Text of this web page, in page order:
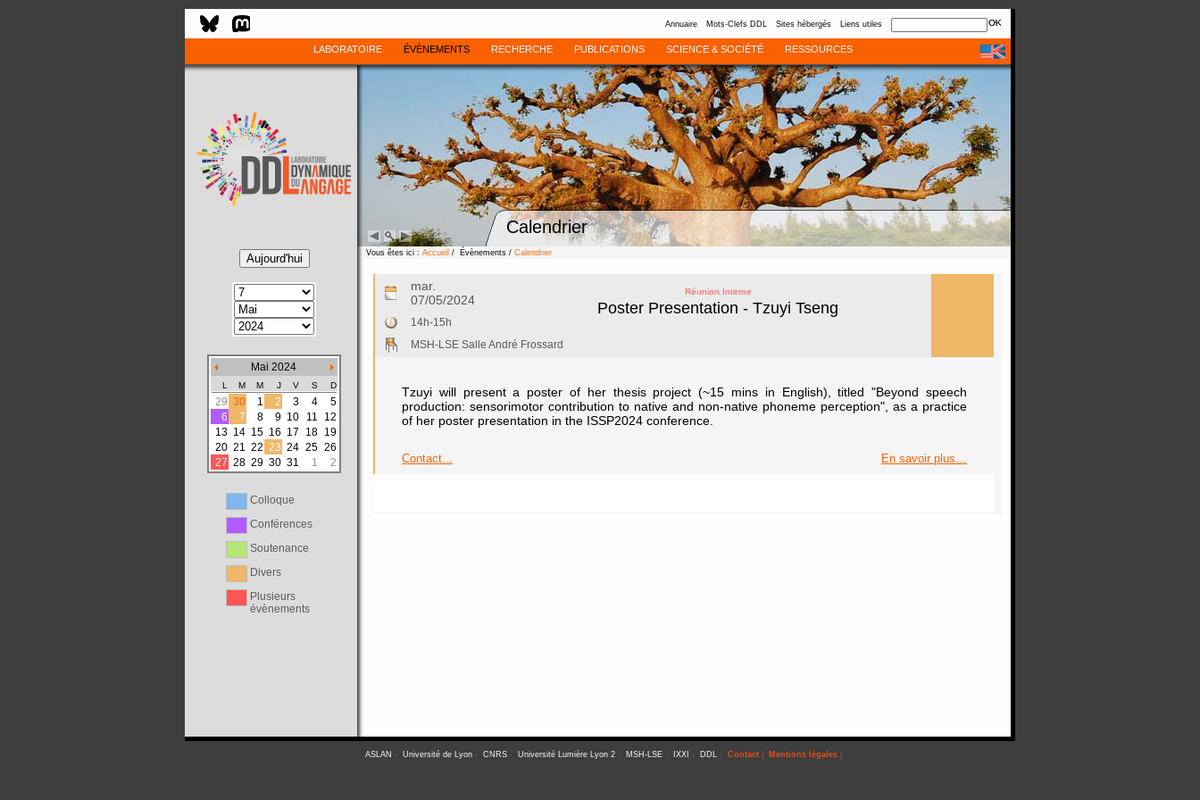
Annuaire Mots-Clefs DDL Sites hébergés Liens utiles
LABORATOIRE ÉVÈNEMENTS RECHERCHE PUBLICATIONS SCIENCE & SOCIÉTÉ RESSOURCES
Calendrier
Mai 2024
L M M J V S D
29 30 1 2 3 4
5
6
7 8 9 10 11
12
13 14 15 16 17 18 19
20 21 22 23 24 25 26
27 28 29 30 31 1 2
Colloque
Conférences
Soutenance
Divers
Plusieurs
évènements
Vous êtes ici : Accueil / Évènements / Calendrier
mar.
07/05/2024
Réunion Interne
Poster Presentation - Tzuyi Tseng
14h-15h
MSH-LSE Salle André Frossard
Tzuyi will present a poster of her thesis project (~15 mins in English), titled "Beyond speech
production: sensorimotor contribution to native and non-native phoneme perception", as a practice
of her poster presentation in the ISSP2024 conference.
Contact... En savoir plus…
ASLAN - Université de Lyon- CNRS- Université Lumière Lyon 2- MSH-LSE- IXXI - DDL: Contact| Mentions légales|